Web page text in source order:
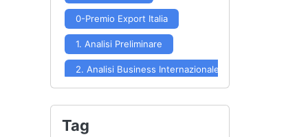
0-Premio Export Italia
1. Analisi Preliminare
2. Analisi Business Internazionale
4. Scelta Mercati
Tag